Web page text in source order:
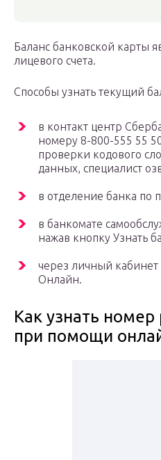
Баланс банковской карты
лицевого счета.
Способы узнать текущий
в контакт центр
номеру 8-800-555 55
проверки кодового
данных, специалист
в отделение банка по
в банкомате
нажав кнопку Узнать
через личный
Онлайн.
Как узнать номер
при помощи